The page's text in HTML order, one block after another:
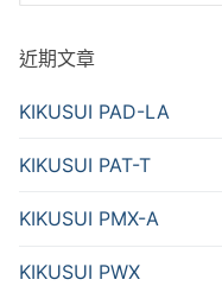
近期文章
KIKUSUI PAD-LA
KIKUSUI PAT-T
KIKUSUI PMX-A
KIKUSUI PWX